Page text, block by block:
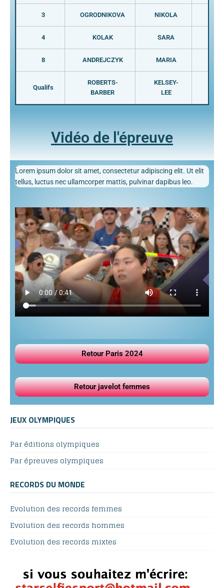
3 OGRODNIKOVA NIKOLA
4 KOLAK SARA
8 ANDREJCZYK MARIA
Qualifs
ROBERTS-
BARBER
KELSEY-
LEE
Vidéo de l'épreuve
Lorem ipsum dolor sit amet, consectetur adipiscing elit. Ut elit
tellus, luctus nec ullamcorper mattis, pulvinar dapibus leo.
Retour Paris 2024
Retour javelot femmes
JEUX OLYMPIQUES
Par éditions olympiques
Par épreuves olympiques
RECORDS DU MONDE
Evolution des records femmes
Evolution des records hommes
Evolution des records mixtes